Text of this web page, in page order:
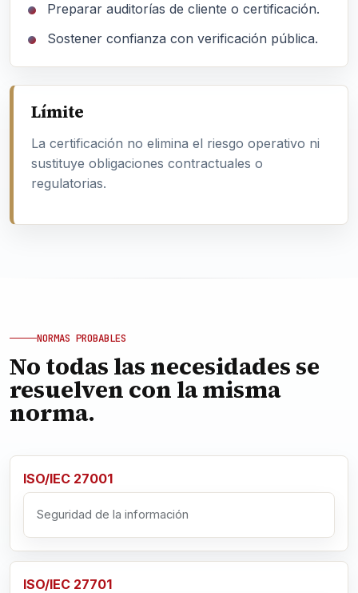
Preparar auditorías de cliente o certificación.
Sostener confianza con verificación pública.
Límite
La certificación no elimina el riesgo operativo ni
sustituye obligaciones contractuales o
regulatorias.
NORMAS PROBABLES
No todas las necesidades se
resuelven con la misma
norma.
ISO/IEC 27001
Seguridad de la información
ISO/IEC 27701